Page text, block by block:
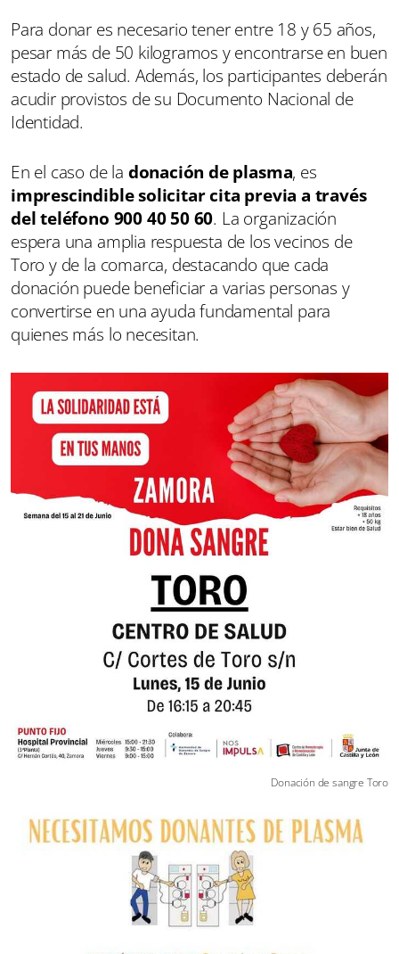
Para donar es necesario tener entre 18 y 65 años,
pesar más de 50 kilogramos y encontrarse en buen
estado de salud. Además, los participantes deberán
acudir provistos de su Documento Nacional de
Identidad.
En el caso de la donación de plasma, es
imprescindible solicitar cita previa a través
del teléfono 900 40 50 60. La organización
espera una amplia respuesta de los vecinos de
Toro y de la comarca, destacando que cada
donación puede beneficiar a varias personas y
convertirse en una ayuda fundamental para
quienes más lo necesitan.
Donación de sangre Toro